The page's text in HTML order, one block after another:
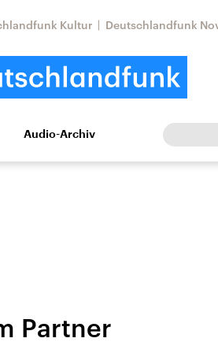
Kultur Deutschlandfunk
Kultur Europa
Audio-Archiv
Partner